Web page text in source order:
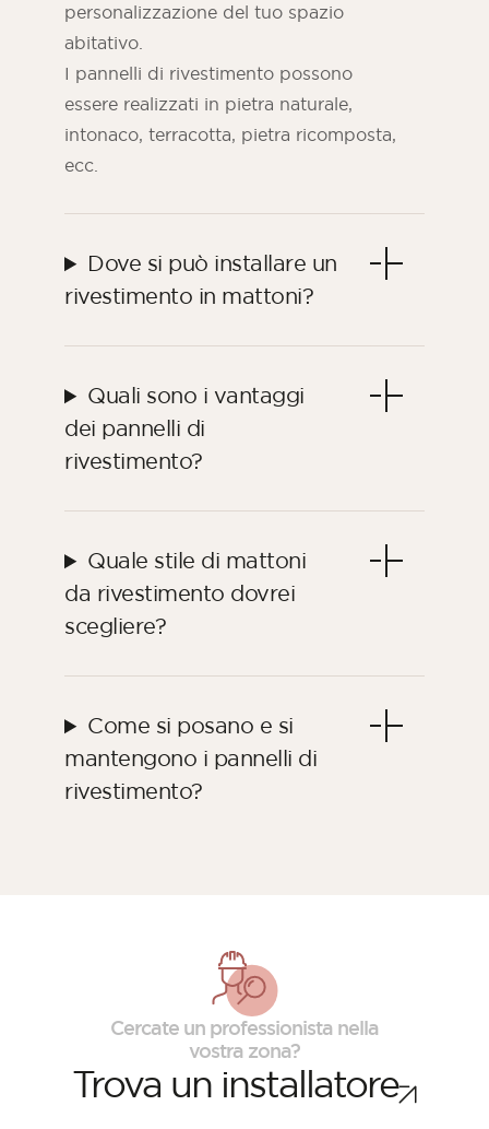
personalizzazione del tuo spazio
abitativo.
I pannelli di rivestimento possono
essere realizzati in pietra naturale,
intonaco, terracotta, pietra ricomposta,
ecc.
Dove si può installare un
rivestimento in mattoni?
Quali sono i vantaggi
dei pannelli di
rivestimento?
Quale stile di mattoni
da rivestimento dovrei
scegliere?
Come si posano e si
mantengono i pannelli di
rivestimento?
Cercate un professionista nella
vostra zona?
Trova un installatore